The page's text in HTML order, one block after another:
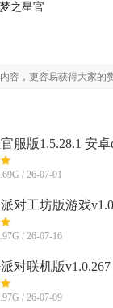
之星官
服版1.5.28.1 安
/ 26-07-01
对工坊版游戏
/ 26-07-16
对联机版
/ 26-07-09